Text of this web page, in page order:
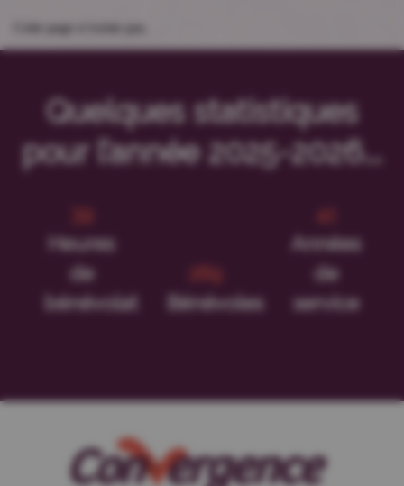
Cette page n’existe pas.
Quelques statistiques
pour l’année 2025-2026...
47
Heures
de
bénévolat
350
Bénévoles
50
Années
de
service